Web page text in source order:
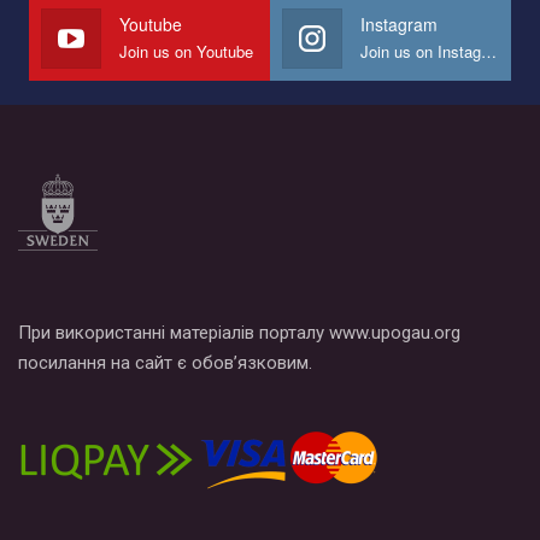
Youtube
Join us on Youtube
Instagram
Join us on Instagram
При використанні матеріалів порталу www.upogau.org
посилання на сайт є обов’язковим.